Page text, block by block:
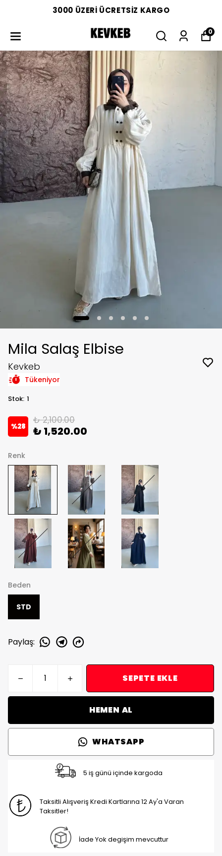
3000 ÜZERİ ÜCRETSİZ KARGO
0
Mila Salaş Elbise
Kevkeb
Tükeniyor
Stok: 1
%28
₺ 2,100.00
₺ 1,520.00
Renk
Beden
STD
Paylaş:
SEPETE EKLE
HEMEN AL
WHATSAPP
5 iş günü içinde kargoda
Taksitli Alışveriş Kredi Kartlarına 12 Ay'a Varan
Taksitler!
İade Yok degişim mevcuttur